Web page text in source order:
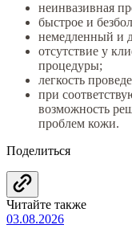
неинвазивная
быстрое и
немедленный и
отсутствие у
процедуры;
легкость
при
возможность
проблем кожи.
Поделиться
Читайте также
03.08.2026